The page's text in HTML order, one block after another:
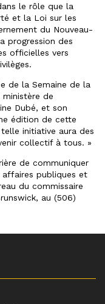
le rôle que la
et la Loi sur les
du Nouveau-
progression des
officielles vers
de la Semaine de la
de
Dubé, et son
édition de cette
initiative aura des
collectif à tous. »
de communiquer
affaires publiques et
du commissaire
au (506)